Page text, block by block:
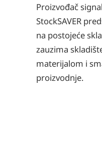
Proizvođač
StockSAVER
na postojeće
zauzima
materijalom i
proizvodnje.